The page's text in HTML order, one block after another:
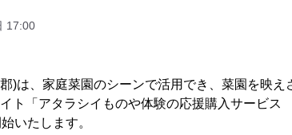
17:00
)は、家庭菜園のシーンで活用でき、菜園を映え
ト「アタラシイものや体験の応援購入サービ
いたします。